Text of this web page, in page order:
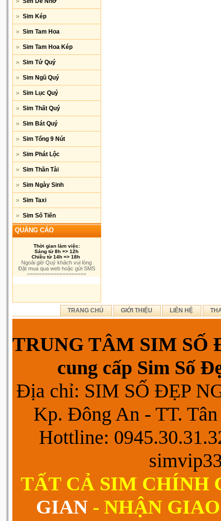
Sim Kép
Sim Tam Hoa
Sim Tam Hoa Kép
Sim Tứ Quý
Sim Ngũ Quý
Sim Lục Quý
Sim Thất Quý
Sim Bát Quý
Sim Tổng 9 Nút
Sim Phát Lộc
Sim Thần Tài
Sim Ngày Sinh
Sim Taxi
Sim Số Tiến
QUẢNG CÁO
Thời gian làm việc:
Sáng từ 8h => 12h
Chiều từ 14h => 18h
Ngoài giờ Quý khách vui lòng
Đặt mua qua web hoặc gửi SMS
====================
TRANG CHỦ GIỚI THIỆU LIÊN HỆ
TRUNG TÂM SIM SỐ
cung cấp Sim Số
Địa chỉ: SIM SỐ ĐẸP
Kp. Đông An - TT.
Hottline:
TẤT CẢ SIM CHÍNH
GIAN - NHẬN